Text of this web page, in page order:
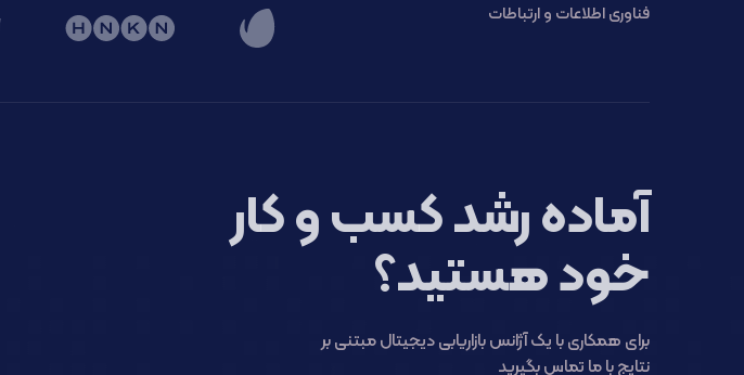
فناوری اطلاعات و ارتباطات
آماده رشد کسب و کار
خود هستید؟
برای همکاری با یک آژانس بازاریابی دیجیتال مبتنی بر
نتایج با ما تماس بگیرید